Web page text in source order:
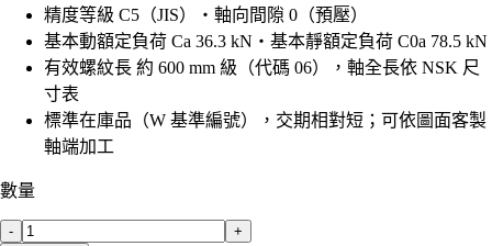
精度等級 C5（JIS）・軸向間隙 0（預壓）
基本動額定負荷 Ca 36.3 kN・基本靜額定負荷 C0a 78.5 kN
有效螺紋長 約 600 mm 級（代碼 06），軸全長依 NSK 尺
寸表
標準在庫品（W 基準編號），交期相對短；可依圖面客製
軸端加工
數量
-
+